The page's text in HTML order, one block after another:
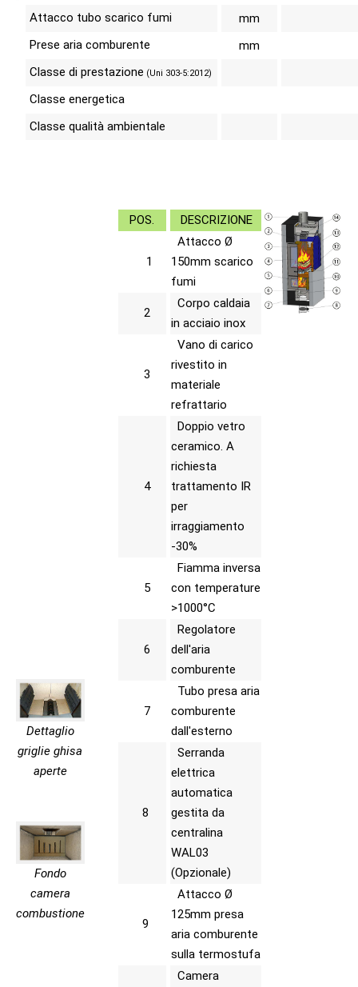
Attacco tubo scarico fumi
mm
Prese aria comburente
mm
Classe di prestazione (Uni 303-5:2012)
Classe energetica
Classe qualità ambientale
Dettaglio
griglie ghisa
aperte
Fondo
camera
combustione
POS. DESCRIZIONE
1
Attacco Ø
150mm scarico
fumi
2
Corpo caldaia
in acciaio inox
3
Vano di carico
rivestito in
materiale
refrattario
4
Doppio vetro
ceramico. A
richiesta
trattamento IR
per
irraggiamento
-30%
5
Fiamma inversa
con temperature
>1000°C
6
Regolatore
dell'aria
comburente
7
Tubo presa aria
comburente
dall'esterno
8
Serranda
elettrica
automatica
gestita da
centralina
WAL03
(Opzionale)
9
Attacco Ø
125mm presa
aria comburente
sulla termostufa
Camera